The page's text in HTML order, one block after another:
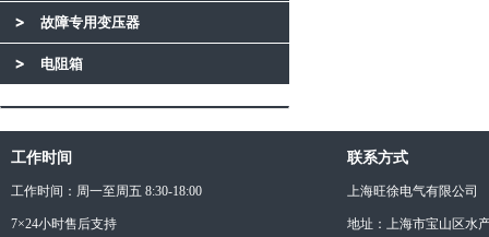
故障专用变压器
电阻箱
工作时间
工作时间：周一至周五 8:30-18:00
7×24小时售后支持
联系方式
上海旺徐电气有限公司
地址：上海市宝山区水